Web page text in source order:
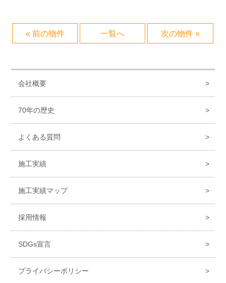
« 前の物件 一覧へ 次の物件 »
会社概要
70年の歴史
よくある質問
施工実績
施工実績マップ
採用情報
SDGs宣言
プライバシーポリシー